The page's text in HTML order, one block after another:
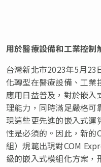
用於醫療設備和工業控制
台灣新北市2023年5月23
化轉型在醫療設備、工業
應用日益普及，對於嵌入
理能力，同時滿足嚴格可
現這些更先進的嵌入式運
性是必須的。因此，新的
組）規範出現對COM
級的嵌入式模組化方案，